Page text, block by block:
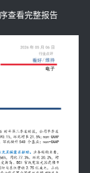
查看完整报告